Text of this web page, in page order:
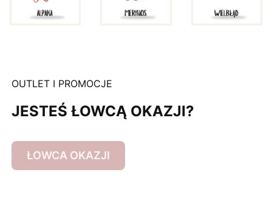
OUTLET I PROMOCJE
JESTEŚ ŁOWCĄ OKAZJI?
ŁOWCA OKAZJI